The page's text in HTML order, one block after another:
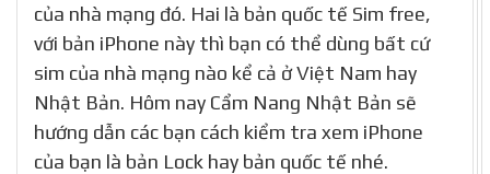
của nhà mạng đó. Hai là bản quốc tế Sim free,
với bản iPhone này thì bạn có thể dùng bất cứ
sim của nhà mạng nào kể cả ở Việt Nam hay
Nhật Bản. Hôm nay Cẩm Nang Nhật Bản sẽ
hướng dẫn các bạn cách kiểm tra xem iPhone
của bạn là bản Lock hay bản quốc tế nhé.